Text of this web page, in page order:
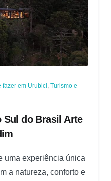
fazer em Urubici Turismo e
Sul do Brasil Arte
uma experiência única
a natureza, conforto e